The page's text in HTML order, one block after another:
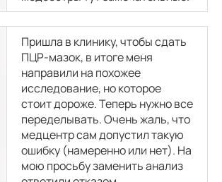
Пришла в клинику, чтобы сдать
ПЦР-мазок, в итоге меня
направили на похожее
исследование, но которое
стоит дороже. Теперь нужно все
переделывать. Очень жаль, что
медцентр сам допустил такую
ошибку (намеренно или нет). На
мою просьбу заменить анализ